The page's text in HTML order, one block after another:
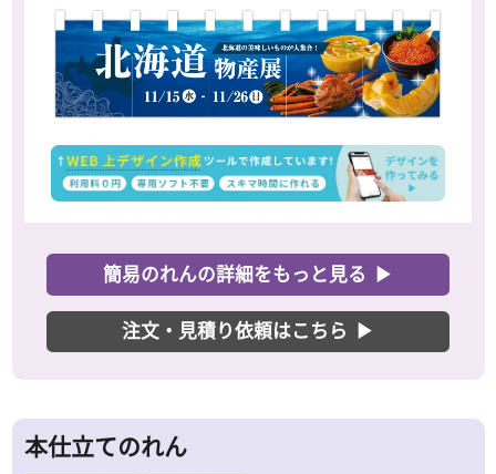
簡易のれんの詳細をもっと見る ▶
注文・見積り依頼はこちら ▶
本仕立てのれん